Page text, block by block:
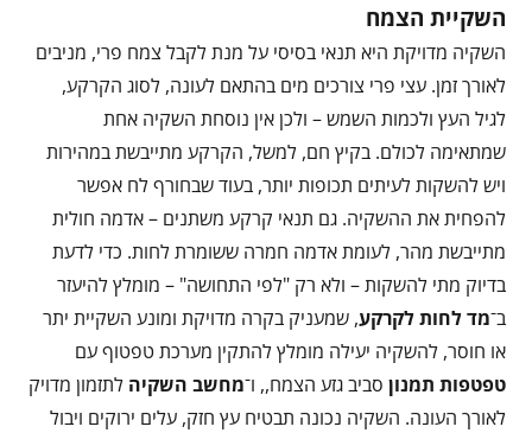
השקיית הצמח
השקיה מדויקת היא תנאי בסיסי על מנת לקבל צמח פרי, מניבים
לאורך זמן. עצי פרי צורכים מים בהתאם לעונה, לסוג הקרקע,
לגיל העץ ולכמות השמש – ולכן אין נוסחת השקיה אחת
שמתאימה לכולם. בקיץ חם, למשל, הקרקע מתייבשת במהירות
ויש להשקות לעיתים תכופות יותר, בעוד שבחורף לח אפשר
להפחית את ההשקיה. גם תנאי קרקע משתנים – אדמה חולית
מתייבשת מהר, לעומת אדמה חמרה ששומרת לחות. כדי לדעת
בדיוק מתי להשקות – ולא רק "לפי התחושה" – מומלץ להיעזר
ב־מד לחות לקרקע, שמעניק בקרה מדויקת ומונע השקיית יתר
או חוסר, להשקיה יעילה מומלץ להתקין מערכת טפטוף עם
טפטפות תמנון סביב גזע הצמח,, ו־מחשב השקיה לתזמון מדויק
לאורך העונה. השקיה נכונה תבטיח עץ חזק, עלים ירוקים ויבול